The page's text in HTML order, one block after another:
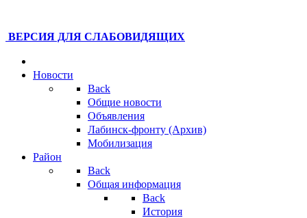
ВЕРСИЯ ДЛЯ СЛАБОВИДЯЩИХ
Новости
Back
Общие новости
Объявления
Лабинск-фронту (Архив)
Мобилизация
Район
Back
Общая информация
Back
История